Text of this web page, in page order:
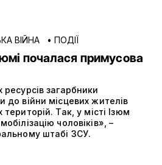
ВІЙНА • ПОДІЇ
почалася примусова
загарбники
до війни місцевих жителів
Так, у місті Ізюм
чоловіків», –
штабі ЗСУ.